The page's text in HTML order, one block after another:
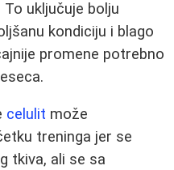
uključuje bolju
kondiciju i blago
promene potrebno
celulit može
treninga jer se
tkiva, ali se sa